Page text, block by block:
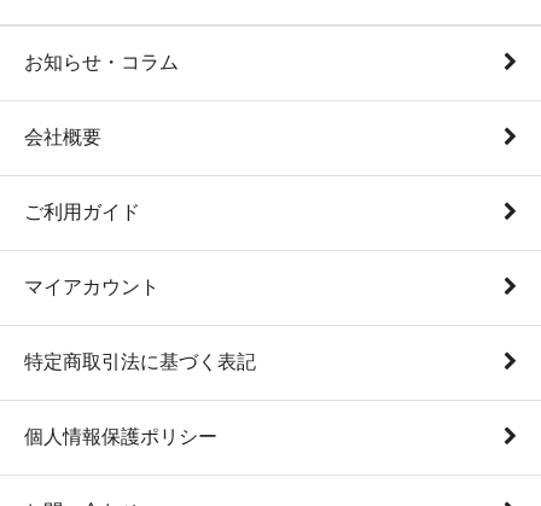
お知らせ・コラム
会社概要
ご利用ガイド
マイアカウント
特定商取引法に基づく表記
個人情報保護ポリシー